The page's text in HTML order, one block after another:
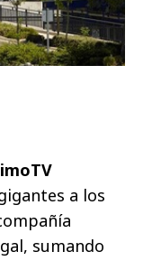
a los
sumando